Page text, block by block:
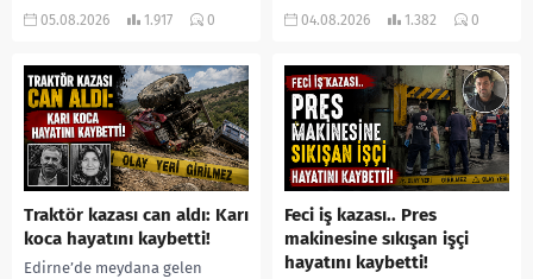
bir kişiyi, arkadaşının eşiyle
kadın kıyafetleri giydirdiği,
özür videosu çektirip...
05.08.2026 1.917 0
ilişkilendirilen siklospora
salgında vaka sayısının 20 bini
aştığı belirtilirken, sağlık...
04.08.2026 1.382 0
Traktör kazası can aldı: Karı
koca hayatını kaybetti!
Edirne’de meydana gelen
Feci iş kazası.. Pres
makinesine sıkışan işçi
hayatını kaybetti!